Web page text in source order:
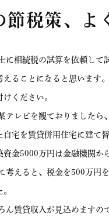
節税策、よ
相続税の試算を依頼して
えることになると思います
けください。
レビを観ておりましたら
自宅を賃貸併用住宅に建て
資金5000万円は金融機関か
えると、税金を500万円
賃貸収入が見込めますの